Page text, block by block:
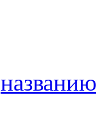
названию